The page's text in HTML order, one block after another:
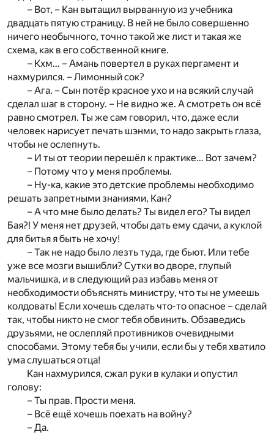
– Вот, – Кан вытащил вырванную из учебника
двадцать пятую страницу. В ней не было совершенно
ничего необычного, точно такой же лист и такая же
схема, как в его собственной книге.
– Кхм… – Амань повертел в руках пергамент и
нахмурился. – Лимонный сок?
– Ага. – Сын потёр красное ухо и на всякий случай
сделал шаг в сторону. – Не видно же. А смотреть он всё
равно смотрел. Ты же сам говорил, что, даже если
человек нарисует печать шэнми, то надо закрыть глаза,
чтобы не ослепнуть.
– И ты от теории перешёл к практике… Вот зачем?
– Потому что у меня проблемы.
– Ну-ка, какие это детские проблемы необходимо
решать запретными знаниями, Кан?
– А что мне было делать? Ты видел его? Ты видел
Бая?! У меня нет друзей, чтобы дать ему сдачи, а куклой
для битья я быть не хочу!
– Так не надо было лезть туда, где бьют. Или тебе
уже все мозги вышибли? Сутки во дворе, глупый
мальчишка, и в следующий раз избавь меня от
необходимости объяснять министру, что ты не умеешь
колдовать! Если хочешь сделать что-то опасное – сделай
так, чтобы никто не смог тебя обвинить. Обзаведись
друзьями, не ослепляй противников очевидными
способами. Этому тебя бы учили, если бы у тебя хватило
ума слушаться отца!
Кан нахмурился, сжал руки в кулаки и опустил
голову:
– Ты прав. Прости меня.
– Всё ещё хочешь поехать на войну?
– Да.